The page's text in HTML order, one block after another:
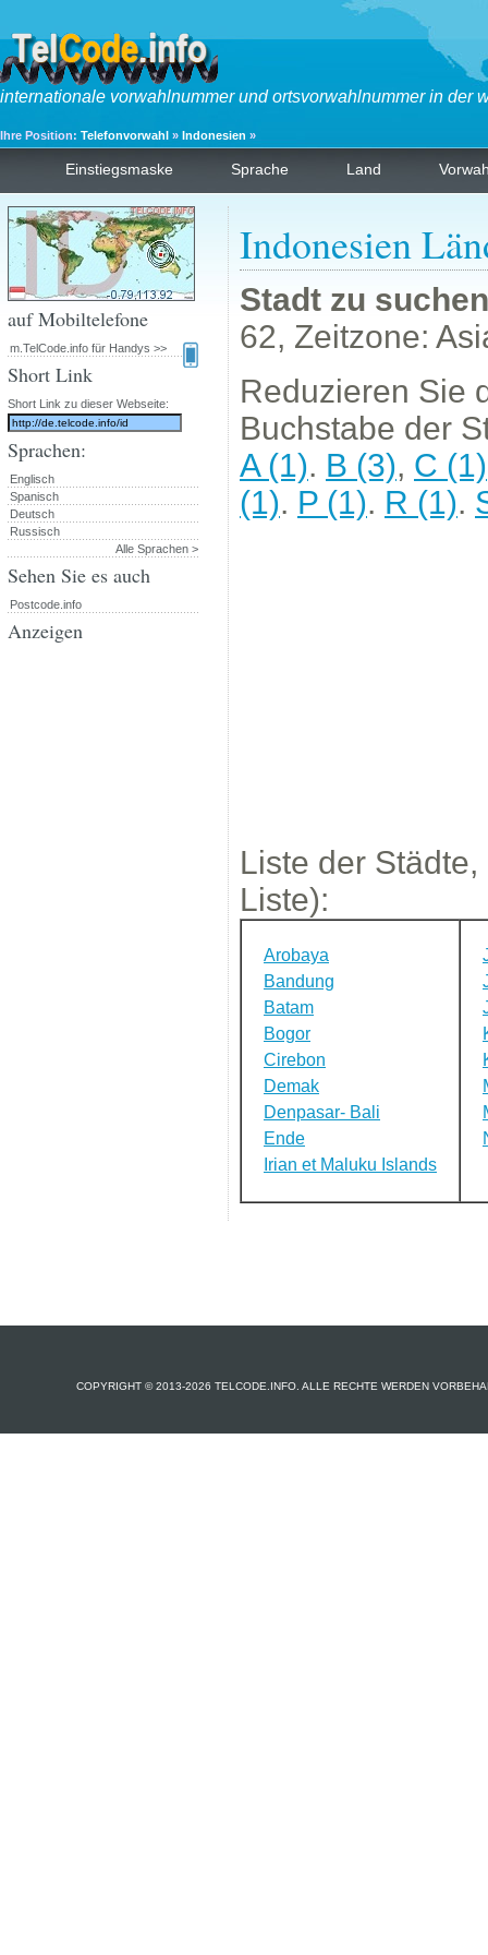
internationale vorwahlnummer und ortsvorwahlnummer in der
Ihre Position: Telefonvorwahl » Indonesien »
Einstiegsmaske Sprache Land
Indonesien
Stadt zu suchen
62, Zeitzone:
Reduzieren Sie
Buchstabe der
A (1). B (3), C (1)
(1). P (1). R (1).
Liste der
Liste):
Arobaya
Bandung
Batam
Bogor
Cirebon
Demak
Denpasar- Bali
Ende
Irian et Maluku Islands
auf Mobiltelefone
m.TelCode.info für Handys >>
Short Link
Short Link zu dieser Webseite:
Sprachen:
Englisch
Spanisch
Deutsch
Russisch
Alle Sprachen >
Sehen Sie es auch
Postcode.info
Anzeigen
COPYRIGHT © 2013-2026 TELCODE.INFO. ALLE RECHTE WERDEN